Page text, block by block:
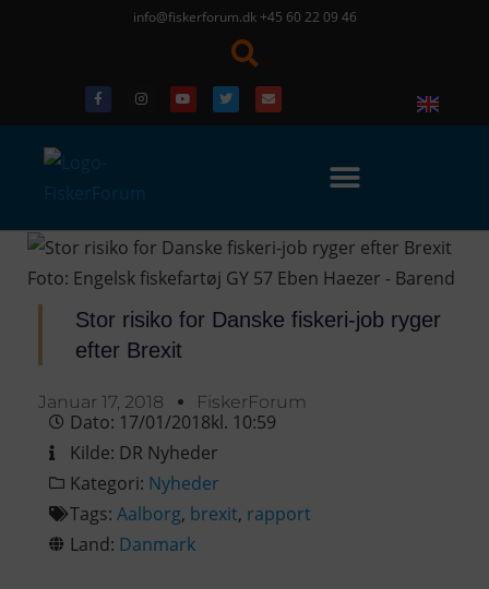
info@fiskerforum.dk +45 60 22 09 46
Stor risiko for Danske fiskeri-job ryger
efter Brexit
Januar 17, 2018 FiskerForum
Dato: 17/01/2018kl. 10:59
Kilde: DR Nyheder
Kategori: Nyheder
Tags: Aalborg, brexit, rapport
Land: Danmark